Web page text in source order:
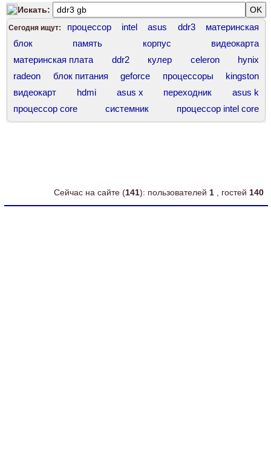
Искать:
Сегодня ищут: процессор intel asus ddr3
материнская
блок
память корпус
видеокарта
материнская плата
ddr2 кулер celeron
hynix
radeon
блок питания geforce процессоры
kingston
видеокарт
hdmi asus x переходник
asus k
процессор core
системник
процессор intel core
gigabyte
диск chieftec компьютер проц
сокет 775
Сейчас на сайте (141): пользователей 1 , гостей 140